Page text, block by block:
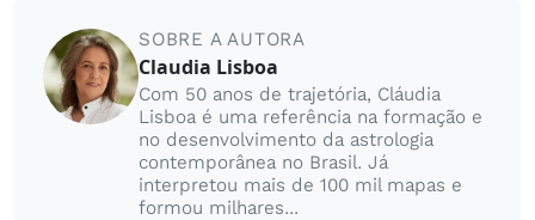
SOBRE A AUTORA
Claudia Lisboa
Com 50 anos de trajetória, Cláudia
Lisboa é uma referência na formação e
no desenvolvimento da astrologia
contemporânea no Brasil. Já
interpretou mais de 100 mil mapas e
formou milhares...